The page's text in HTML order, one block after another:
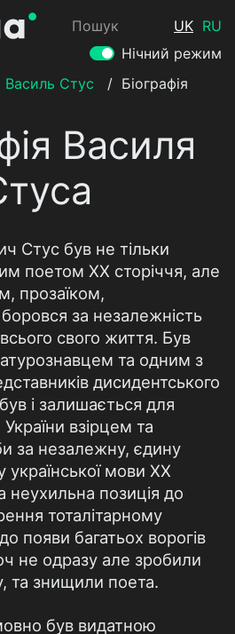
Пошук UK RU
Нічний режим
Василь Стус / Біографія
Василя
Стус був не тільки
поетом ХХ сторіччя, але
прозаїком,
за незалежність
свого життя. Був
та одним з
дисидентського
і залишається для
взірцем та
за незалежну, єдину
української мови ХХ
неухильна позиція до
тоталітарному
появи багатьох ворогів
не одразу але зробили
та знищили поета.
був видатною